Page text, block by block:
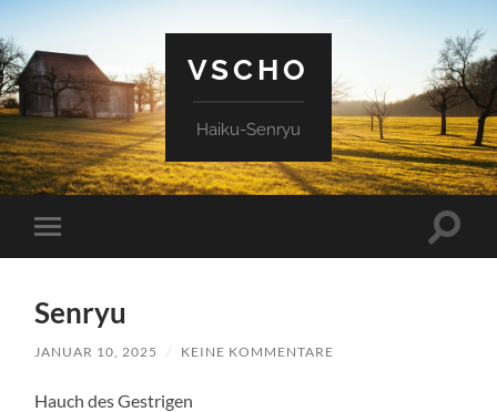
VSCHO
Haiku-Senryu
Mobile-
Menü
Senryu
JANUAR 10, 2025 / KEINE KOMMENTARE
Hauch des Gestrigen